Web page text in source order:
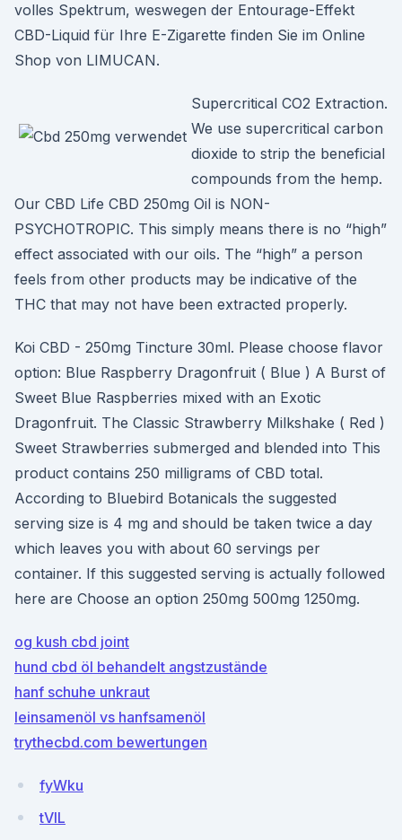
volles Spektrum, weswegen der Entourage-Effekt
CBD-Liquid für Ihre E-Zigarette finden Sie im Online
Shop von LIMUCAN.
Supercritical CO2 Extraction.
We use supercritical carbon
dioxide to strip the beneficial
compounds from the hemp.
Our CBD Life CBD 250mg Oil is NON-
PSYCHOTROPIC. This simply means there is no “high”
effect associated with our oils. The “high” a person
feels from other products may be indicative of the
THC that may not have been extracted properly.
Koi CBD - 250mg Tincture 30ml. Please choose flavor
option: Blue Raspberry Dragonfruit ( Blue ) A Burst of
Sweet Blue Raspberries mixed with an Exotic
Dragonfruit. The Classic Strawberry Milkshake ( Red )
Sweet Strawberries submerged and blended into This
product contains 250 milligrams of CBD total.
According to Bluebird Botanicals the suggested
serving size is 4 mg and should be taken twice a day
which leaves you with about 60 servings per
container. If this suggested serving is actually followed
here are Choose an option 250mg 500mg 1250mg.
og kush cbd joint
hund cbd öl behandelt angstzustände
hanf schuhe unkraut
leinsamenöl vs hanfsamenöl
trythecbd.com bewertungen
fyWku
tVlL